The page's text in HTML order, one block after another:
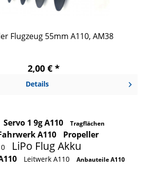
Flugzeug 55mm A110, AM38
2,00 € *
Details
Servo 1 9g A110 Tragflächen
A110 Propeller
LiPo Flug Akku
Leitwerk A110 Anbauteile A110